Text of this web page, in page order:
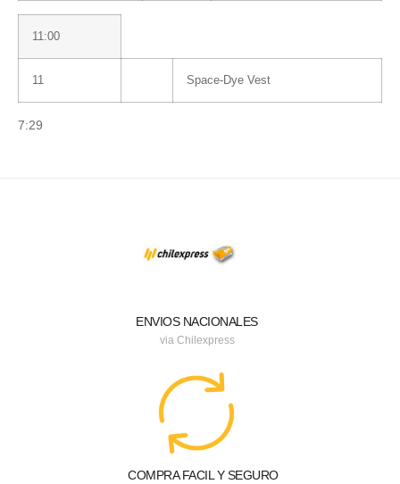
11:00
11 Space-Dye Vest
7:29
ENVIOS NACIONALES
via Chilexpress
COMPRA FACIL Y SEGURO